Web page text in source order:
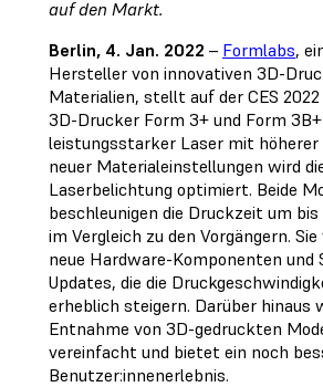
auf den Markt.
Berlin, 4. Jan. 2022 – Formlabs,
Hersteller von innovativen 3D-
Materialien, stellt auf der CES 2022
3D-Drucker Form 3+ und Form
leistungsstarker Laser mit
neuer Materialeinstellungen wird
Laserbelichtung optimiert. Beide
beschleunigen die Druckzeit um
im Vergleich zu den Vorgängern.
neue Hardware-Komponenten und
Updates, die die
erheblich steigern. Darüber hinaus
Entnahme von 3D-gedruckten
vereinfacht und bietet ein noch
Benutzer:innenerlebnis.